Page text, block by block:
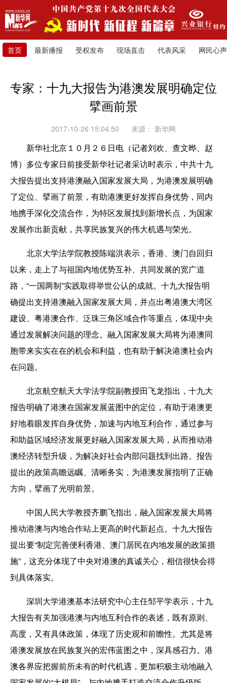
首页 最新播报 受权发布 现场直击 代表风采 网民心声
专家：十九大报告为港澳发展明确定位
擘画前景
2017-10-26 15:04:50 来源： 新华网
新华社北京１０月２６日电（记者刘欢、查文晔、赵
博）多位专家日前接受新华社记者采访时表示，中共十九
大报告提出支持港澳融入国家发展大局，为港澳发展明确
了定位、擘画了前景，有助港澳更好发挥自身优势，同内
地携手深化交流合作，为特区发展找到新增长点，为国家
发展作出新贡献，共享民族复兴的伟大机遇与荣光。
北京大学法学院教授陈端洪表示，香港、澳门自回归
以来，走上了与祖国内地优势互补、共同发展的宽广道
路，“一国两制”实践取得举世公认的成就。十九大报告明
确提出支持港澳融入国家发展大局，并点出粤港澳大湾区
建设、粤港澳合作、泛珠三角区域合作等重点，体现中央
通过发展解决问题的理念。融入国家发展大局将为港澳同
胞带来实实在在的机会和利益，也有助于解决港澳社会内
在问题。
北京航空航天大学法学院副教授田飞龙指出，十九大
报告明确了港澳在国家发展蓝图中的定位，有助于港澳更
好地着眼发挥自身优势，加速与内地互利合作，通过参与
和助益区域经济发展更好融入国家发展大局，从而推动港
澳经济转型升级，为解决好社会内部问题找到出路。报告
提出的政策高瞻远瞩、清晰务实，为港澳发展指明了正确
方向，擘画了光明前景。
中国人民大学教授齐鹏飞指出，融入国家发展大局将
推动港澳与内地合作站上更高的时代新起点。十九大报告
提出要“制定完善便利香港、澳门居民在内地发展的政策措
施”，这充分体现了中央对港澳的真诚关心，相信很快会得
到具体落实。
深圳大学港澳基本法研究中心主任邹平学表示，十九
大报告有关加强港澳与内地互利合作的表述，既有原则、
高度，又有具体政策，体现了历史观和前瞻性。尤其是将
港澳发展放在民族复兴的宏伟蓝图之中，深具感召力。港
澳各界应把握前所未有的时代机遇，更加积极主动地融入